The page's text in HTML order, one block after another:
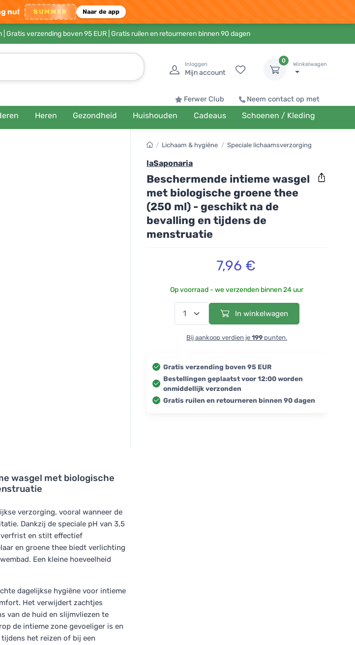
nu! SUMMER Naar de app
Gratis verzending boven 95 EUR| Gratis ruilen en retourneren binnen 90 dagen
Inloggen
Mijn account
0
Winkelwagen
Ferwer Club Neem contact op met
Heren Gezondheid Huishouden Cadeaus Schoenen / Kleding
wasgel met biologische
verzorging, vooral wanneer de
Dankzij de speciale pH van 3,5
verfrist en stilt effectief
en groene thee biedt verlichting
Een kleine hoeveelheid
dagelijkse hygiëne voor intieme
Het verwijdert zachtjes
van de huid en slijmvliezen te
de intieme zone gevoeliger is en
het reizen of bij een
/ Lichaam & hygiëne / Speciale lichaamsverzorging
laSaponaria
Beschermende intieme wasgel
met biologische groene thee
(250 ml) - geschikt na de
bevalling en tijdens de
menstruatie
7,96 €
Op voorraad - we verzenden binnen 24 uur
In winkelwagen
Bij aankoop verdien je 199 punten.
Gratis verzending boven 95 EUR
Bestellingen geplaatst voor 12:00 worden
onmiddellijk verzonden
Gratis ruilen en retourneren binnen 90 dagen